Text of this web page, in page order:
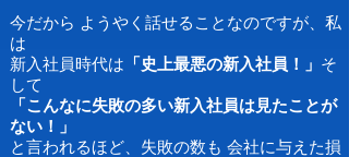
今だから ようやく話せることなのですが、私
は
新入社員時代は 「史上最悪の新入社員！」 そ
して
「こんなに失敗の多い新入社員は見たことが
ない！」
と言われるほど、失敗の数も 会社に与えた損